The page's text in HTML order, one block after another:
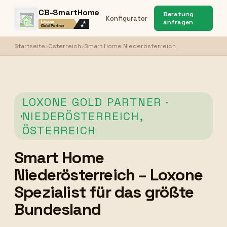
CB-SmartHome
Konfigurator
Beratung
anfragen
Startseite›Österreich›Smart Home Niederösterreich
LOXONE GOLD PARTNER ·
NIEDERÖSTERREICH,
ÖSTERREICH
Smart Home
Niederösterreich – Loxone
Spezialist für das größte
Bundesland